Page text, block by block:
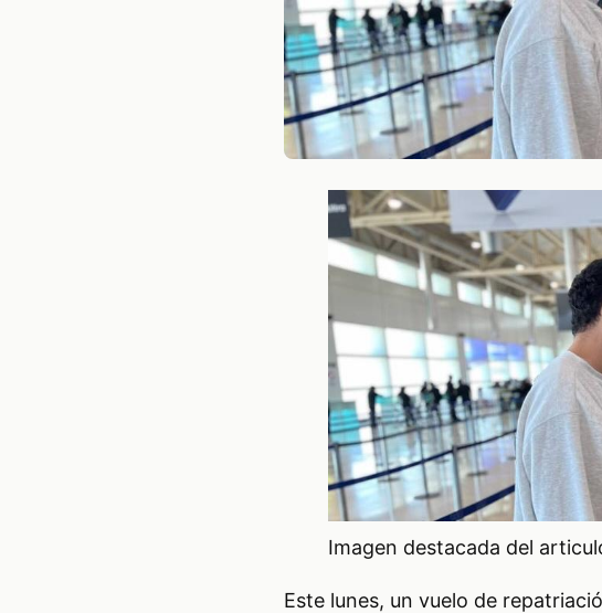
Imagen destacada del
Este lunes, un vuelo de